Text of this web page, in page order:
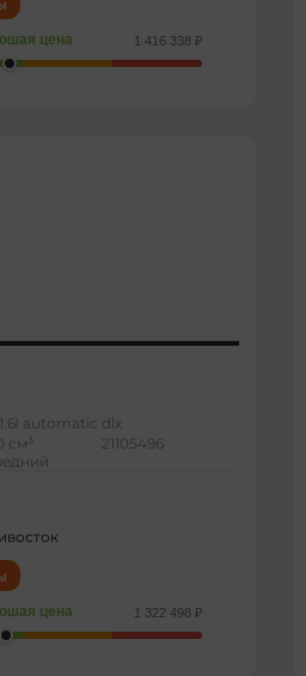
цена 1 416 338 ₽
1.6l automatic dlx
см 3 21105496
цена 1 322 498 ₽